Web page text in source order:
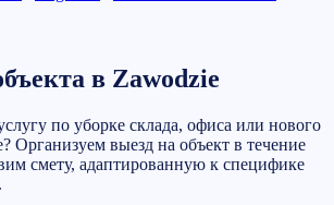
в Zawodzie
по уборке склада, офиса или нового
Организуем выезд на объект в течение
смету, адаптированную к специфике